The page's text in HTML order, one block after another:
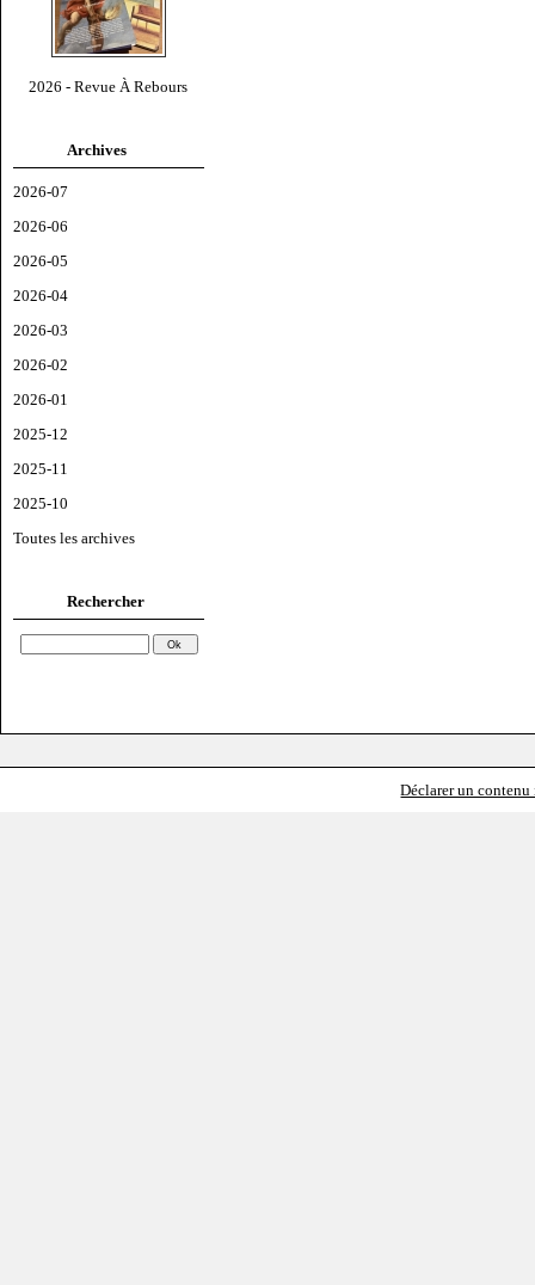
2026 - Revue À Rebours
Archives
2026-07
2026-06
2026-05
2026-04
2026-03
2026-02
2026-01
2025-12
2025-11
2025-10
Toutes les archives
Rechercher
Déclarer un